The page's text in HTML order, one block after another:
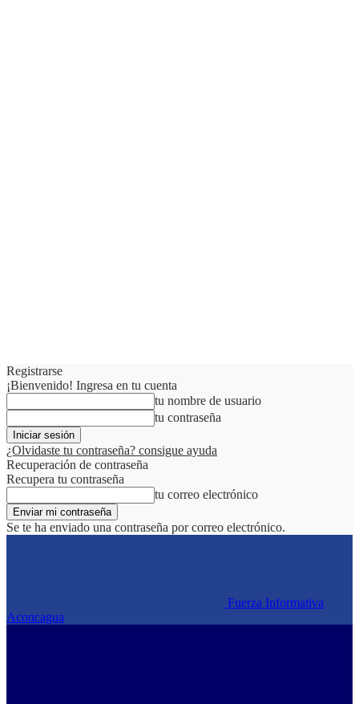
Registrarse
¡Bienvenido! Ingresa en tu cuenta
tu nombre de usuario
tu contraseña
¿Olvidaste tu contraseña? consigue ayuda
Recuperación de contraseña
Recupera tu contraseña
tu correo electrónico
Se te ha enviado una contraseña por correo electrónico.
Fuerza Informativa
Aconcagua